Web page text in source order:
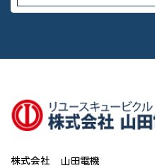
株式会社 山田電機